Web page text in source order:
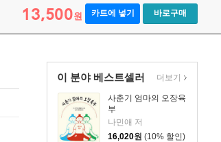
13,500원 카트에 넣기 바로구매
이 분야 베스트셀러
사춘기 엄마의 오장육
부
나민애 저
16,020원 (10% 할인)
더보기